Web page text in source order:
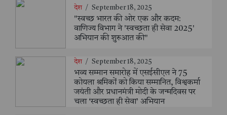
देश / September 18, 2025
"स्वच्छ भारत की ओर एक और कदम:
वाणिज्य विभाग ने 'स्वच्छता ही सेवा 2025'
अभियान की शुरुआत की"
देश / September 18, 2025
भव्य सम्मान समारोह में एसईसीएल ने 75
कोयला श्रमिकों को किया सम्मानित, विश्वकर्मा
जयंती और प्रधानमंत्री मोदी के जन्मदिवस पर
चला ‘स्वच्छता ही सेवा’ अभियान